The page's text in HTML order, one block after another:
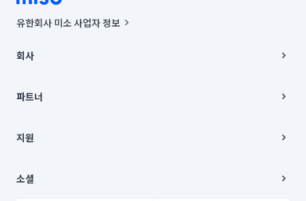
유한회사 미소 사업자 정보
00019 |
주소 | 본사: 서울특별시 종로구 율곡로 6(중학동, 트윈트리빌딩) B동 5층
컨택센터 : 서울특별시 종로구 수송동 율곡로 24, 7층, 8층 미소
상품, 상품정보, 거래에 관한 의무와 책임은 거래당사자에게 있습니다.
언론 보도 관련 문의:
© 유한회사 미소. Miso, Inc. All Rights Reserved.
회사
채용
파트너
이사
지원
이용약관
소셜